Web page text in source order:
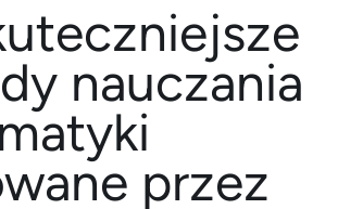
nauczania
przez